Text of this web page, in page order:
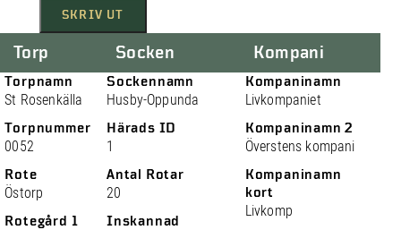
SKRIV UT
Torp
Torpnamn
St Rosenkälla
Torpnummer
0052
Rote
Östorp
Rotegård 1
Socken
Sockennamn
Husby-Oppunda
Härads ID
1
Antal Rotar
20
Inskannad
Kompani
Kompaninamn
Livkompaniet
Kompaninamn 2
Överstens kompani
Kompaninamn
kort
Livkomp